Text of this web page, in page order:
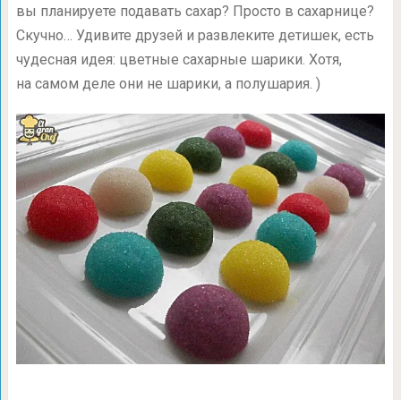
вы планируете подавать сахар? Просто в сахарнице?
Скучно… Удивите друзей и развлеките детишек, есть
чудесная идея: цветные сахарные шарики. Хотя,
на самом деле они не шарики, а полушария. )